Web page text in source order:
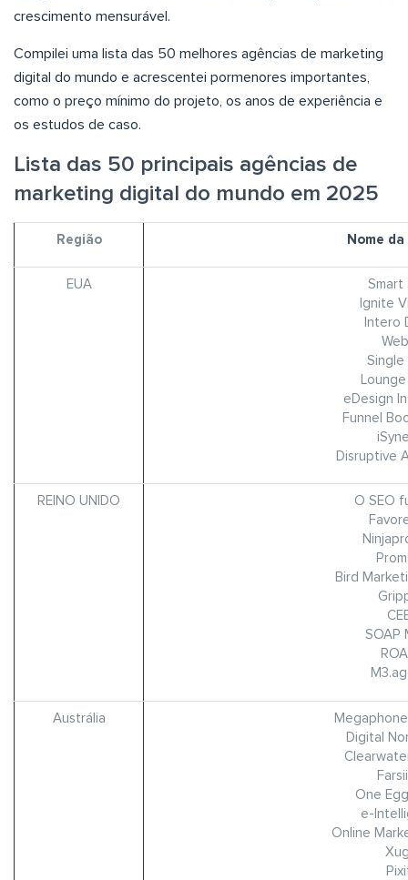
crescimento mensurável.
Compilei uma lista das 50 melhores agências de marketing
digital do mundo e acrescentei pormenores importantes,
como o preço mínimo do projeto, os anos de experiência e
os estudos de caso.
Lista das 50 principais agências de
marketing digital do mundo em 2025
Região Nome
EUA
Smart
Ignite
Intero
Single
eDesign
Funnel
Disruptive
REINO UNIDO
O SEO
Bird
SOAP
Austrália
Digital
One
e-
Online